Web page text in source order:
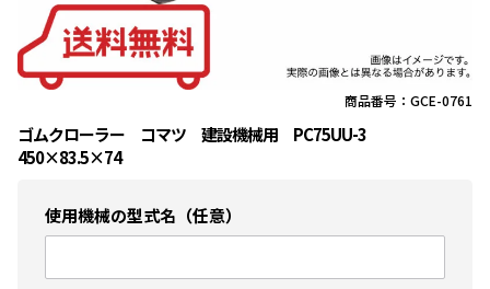
商品番号：GCE-0761
ゴムクローラー コマツ 建設機械用 PC75UU-3
450×83.5×74
使用機械の型式名（任意）